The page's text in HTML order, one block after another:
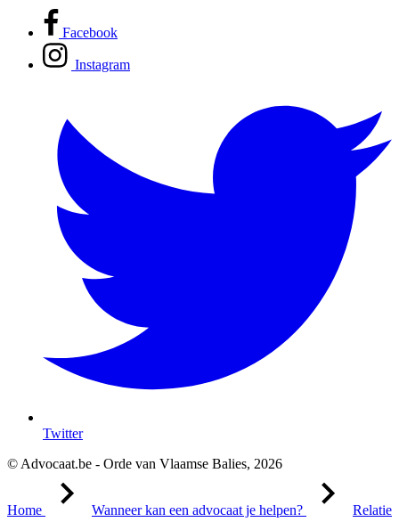
Facebook
Instagram
Twitter
© Advocaat.be - Orde van Vlaamse Balies, 2026
Home Wanneer kan een advocaat je helpen? Relatie